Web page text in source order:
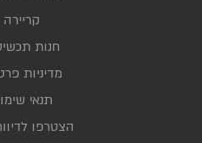
קריירה
חנות
מדיניות
תנאי
הצטרפו